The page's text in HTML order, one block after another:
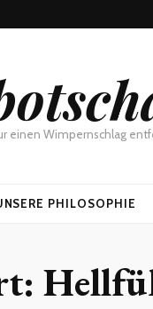
einen Wimpernschlag
PHILOSOPHIE